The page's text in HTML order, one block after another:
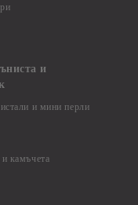
и
и мини перли
камъчета